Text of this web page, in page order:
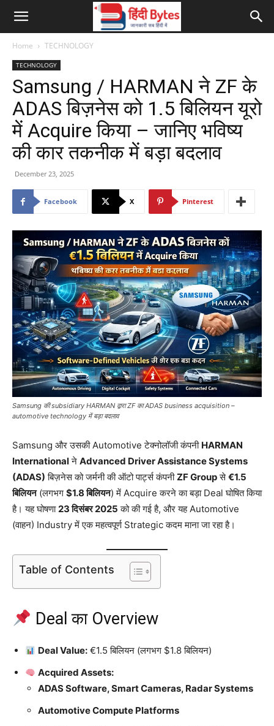
Home TECHNOLOGY
TECHNOLOGY
Samsung / HARMAN ने ZF के
ADAS बिज़नेस को 1.5 बिलियन यूरो
में Acquire किया – जानिए भविष्य
की कार तकनीक में बड़ा बदलाव
December 23, 2025
Facebook X Pinterest
Samsung की subsidiary HARMAN द्वारा ZF का ADAS business acquisition –
automotive technology में बड़ा बदलाव
Samsung और उसकी Automotive टेक्नोलॉजी कंपनी HARMAN
Internationalने Advanced Driver Assistance Systems
(ADAS) बिज़नेस को जर्मनी की ऑटो पार्ट्स कंपनीZF Groupसे€1.5
बिलियन(लगभग $1.8 बिलियन) में Acquire करने का बड़ा Deal घोषित किया
है। यह घोषणा23 दिसंबर 2025 को की गई है, और यह Automotive
(वाहन) Industry में एक महत्वपूर्ण Strategic कदम माना जा रहा है।
Table of Contents
Deal का Overview
Deal Value: €1.5 बिलियन (लगभग $1.8 बिलियन)
Acquired Assets:
ADAS Software, Smart Cameras, Radar Systems
Automotive Compute Platforms